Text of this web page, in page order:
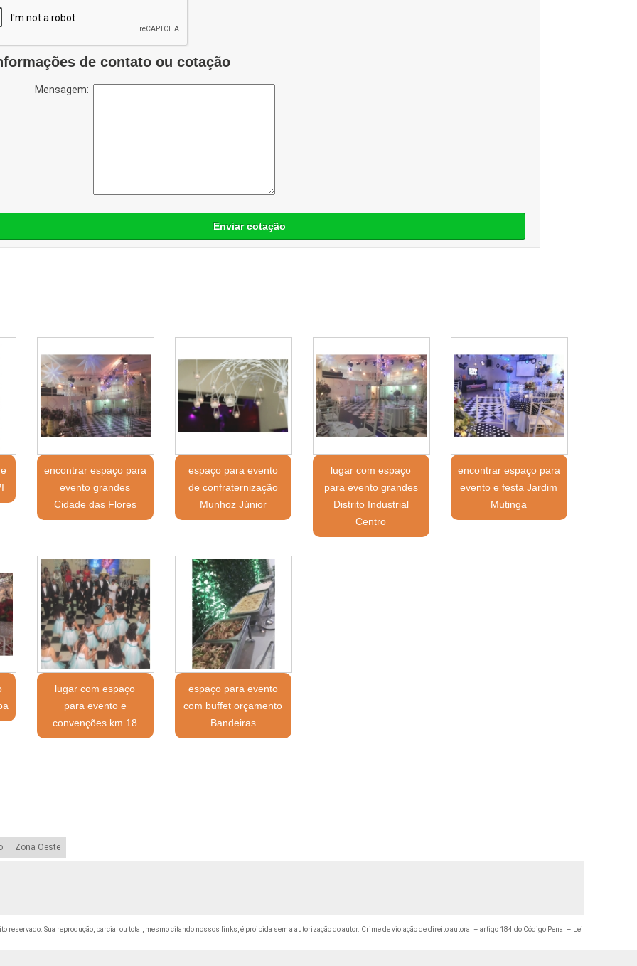
de contato ou cotação
Mensagem:
Enviar cotação
encontrar espaço para
evento grandes
Cidade das Flores
espaço para evento
de confraternização
Munhoz Júnior
lugar com espaço
para evento grandes
Distrito Industrial
Centro
encontrar espaço para
evento e festa Jardim
Mutinga
lugar com espaço
para evento e
convenções km 18
espaço para evento
com buffet orçamento
Bandeiras
Zona Oeste
reservado. Sua reprodução, parcial ou total, mesmo citando nossos links, é proibida sem a autorização do autor. Crime de violação de direito autoral – artigo 184 do Código Penal –
Lei